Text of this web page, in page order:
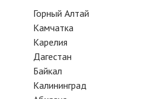
Горный Алтай
Камчатка
Карелия
Дагестан
Байкал
Калининград